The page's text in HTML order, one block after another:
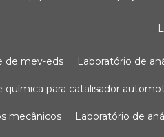
de mev-eds laboratório de
química para catalisador
mecânicos laboratório de